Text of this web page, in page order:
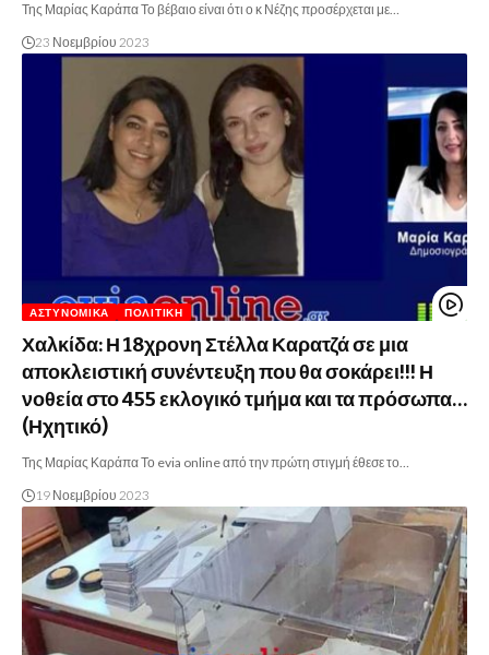
Της Μαρίας Καράπα Το βέβαιο είναι ότι ο κ Νέζης προσέρχεται με…
23 Νοεμβρίου 2023
ΑΣΤΥΝΟΜΙΚΆ ΠΟΛΙΤΙΚΉ
Χαλκίδα: Η 18χρονη Στέλλα Καρατζά σε μια
αποκλειστική συνέντευξη που θα σοκάρει!!! Η
νοθεία στο 455 εκλογικό τμήμα και τα πρόσωπα…
(Ηχητικό)
Της Μαρίας Καράπα Το evia online από την πρώτη στιγμή έθεσε το…
19 Νοεμβρίου 2023